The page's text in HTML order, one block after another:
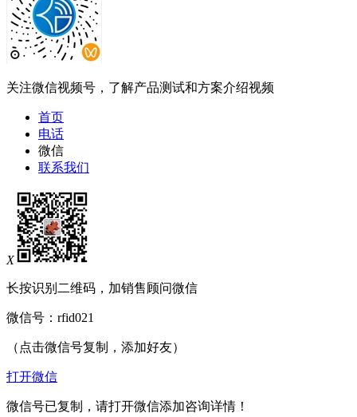
关注微信视频号，了解产品测试和方案介绍视频
首页
电话
微信
联系我们
X
长按识别二维码，加销售顾问微信
微信号： rfid021
（点击微信号复制，添加好友）
打开微信
微信号已复制，请打开微信添加咨询详情！